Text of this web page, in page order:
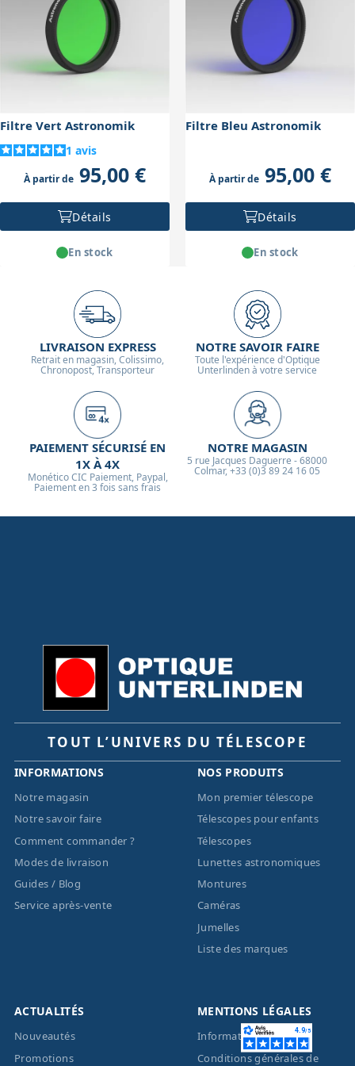
nuisance.
rapide et réduisant le poids sur la monture. Le 50.8
mm offre un champ plus large sans vignettage sur des
optiques rapides ou des caméras avec capteurs plus
grands, mais il est plus volumineux et plus lourd, ce
Filtre Vert Astronomik
1 avis
À partir de 95,00 €
Détails
En stock
Filtre Bleu Astronomik
À partir de 95,00 €
Détails
En stock
LIVRAISON EXPRESS
Retrait en magasin, Colissimo,
Chronopost, Transporteur
NOTRE SAVOIR FAIRE
Toute l'expérience d'Optique
Unterlinden à votre service
PAIEMENT SÉCURISÉ EN
1X À 4X
Monético CIC Paiement, Paypal,
Paiement en 3 fois sans frais
NOTRE MAGASIN
5 rue Jacques Daguerre - 68000
Colmar, +33 (0)3 89 24 16 05
TOUT L’UNIVERS DU TÉLESCOPE
INFORMATIONS
Notre magasin
Notre savoir faire
Comment commander ?
Modes de livraison
Guides / Blog
Service après-vente
NOS PRODUITS
Mon premier télescope
Télescopes pour enfants
Télescopes
Lunettes astronomiques
Montures
Caméras
Jumelles
Liste des marques
ACTUALITÉS
Nouveautés
Promotions
MENTIONS LÉGALES
Informations légales
Conditions générales de